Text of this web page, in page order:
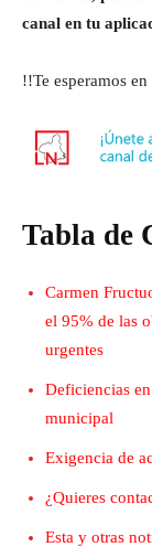
canal en tu
!!Te esperamos en
Tabla de
Carmen
el 95% de las
urgentes
Deficiencias
municipal
Exigencia de
¿Quieres
Esta y otras